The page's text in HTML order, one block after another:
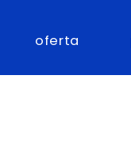
oferta